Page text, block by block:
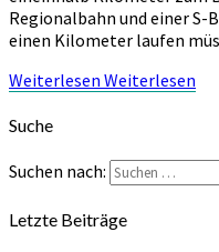
Regionalbahn und einer S-
einen Kilometer laufen
Weiterlesen Weiterlesen
Suche
Suchen nach:
Letzte Beiträge